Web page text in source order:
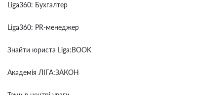
Liga360: Бухгалтер
Liga360: PR-менеджер
Знайти юриста Liga:BOOK
Академія ЛІГА:ЗАКОН